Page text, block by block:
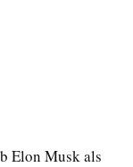
Elon Musk als